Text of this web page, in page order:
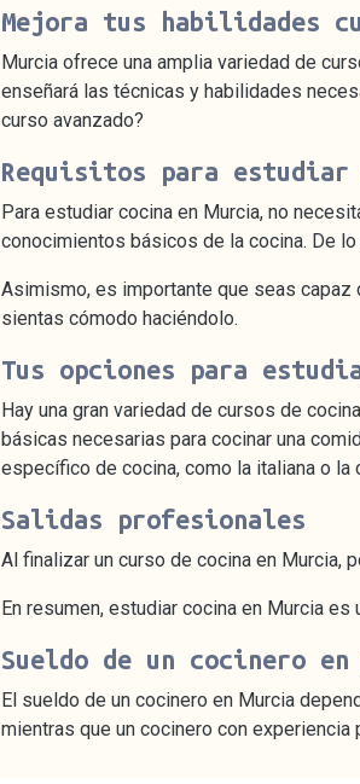
Mejora tus habilidades
Murcia ofrece una amplia variedad de
enseñará las técnicas y habilidades
curso avanzado?
Requisitos para estudiar
Para estudiar cocina en Murcia, no
conocimientos básicos de la cocina. De
Asimismo, es importante que seas capaz
sientas cómodo haciéndolo.
Tus opciones para
Hay una gran variedad de cursos de
básicas necesarias para cocinar una
específico de cocina, como la italiana o la
Salidas profesionales
Al finalizar un curso de cocina en Murcia,
En resumen, estudiar cocina en Murcia
Sueldo de un cocinero en
El sueldo de un cocinero en Murcia
mientras que un cocinero con